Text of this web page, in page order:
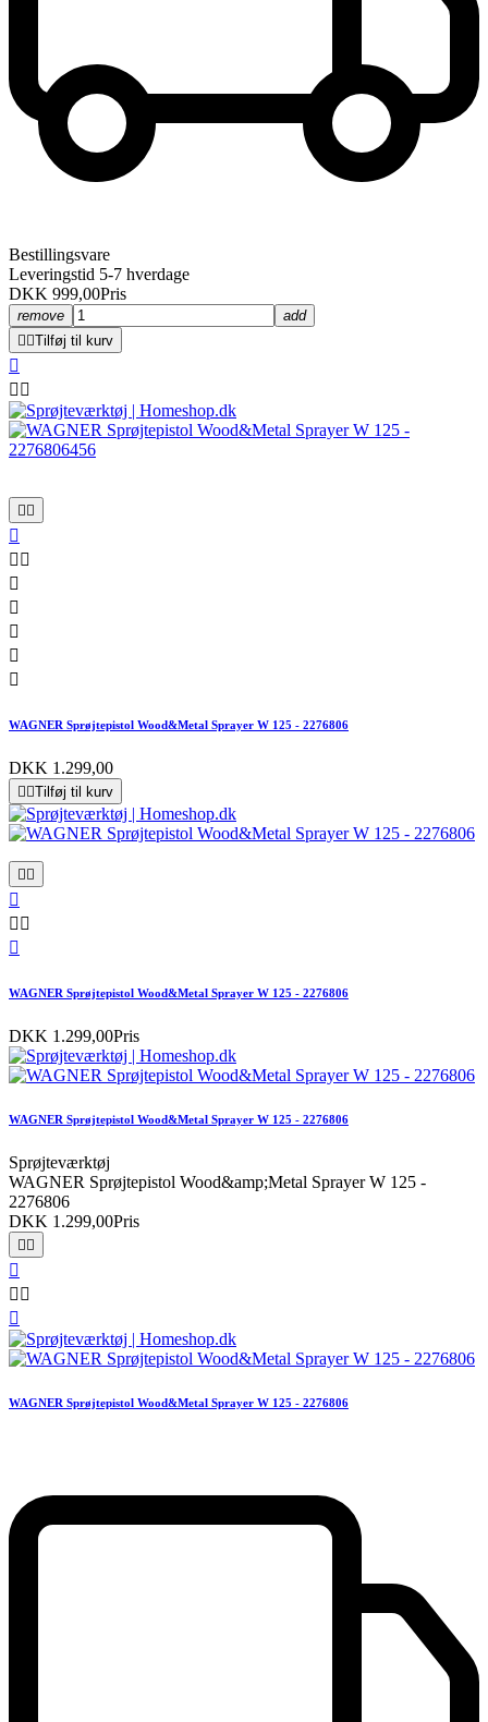
Bestillingsvare
Leveringstid 5-7 hverdage
DKK 999,00Pris
remove
add
 Tilføj til kurv

 
 

 





WAGNER Sprøjtepistol Wood&Metal Sprayer W 125 - 2276806
DKK 1.299,00
 Tilføj til kurv
 

 

WAGNER Sprøjtepistol Wood&Metal Sprayer W 125 - 2276806
DKK 1.299,00Pris
WAGNER Sprøjtepistol Wood&Metal Sprayer W 125 - 2276806
Sprøjteværktøj
WAGNER Sprøjtepistol Wood&amp;Metal Sprayer W 125 -
2276806
DKK 1.299,00Pris
 

 

WAGNER Sprøjtepistol Wood&Metal Sprayer W 125 - 2276806